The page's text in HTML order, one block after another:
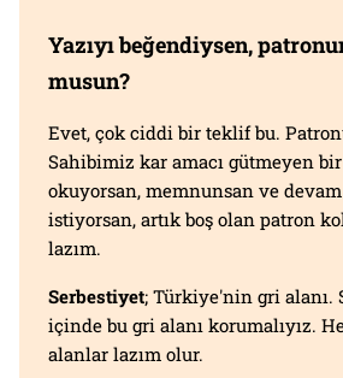
Yazıyı beğendiysen,
musun?
Evet, çok ciddi bir teklif bu.
Sahibimiz kar amacı gütmeyen
okuyorsan, memnunsan ve
istiyorsan, artık boş olan patron
lazım.
Serbestiyet; Türkiye'nin gri alanı.
içinde bu gri alanı korumalıyız.
alanlar lazım olur.